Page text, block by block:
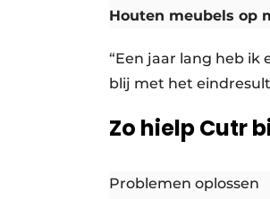
Houten meubels op
“Een jaar lang heb ik
blij met het
Zo hielp Cutr
Problemen oplossen